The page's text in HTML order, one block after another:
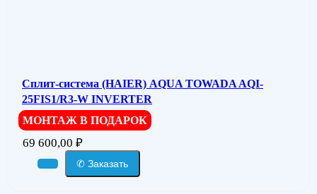
Сплит-система (HAIER) AQUA TOWADA AQI-
25FIS1/R3-W INVERTER
МОНТАЖ В ПОДАРОК
69 600,00 ₽
✆ Заказать